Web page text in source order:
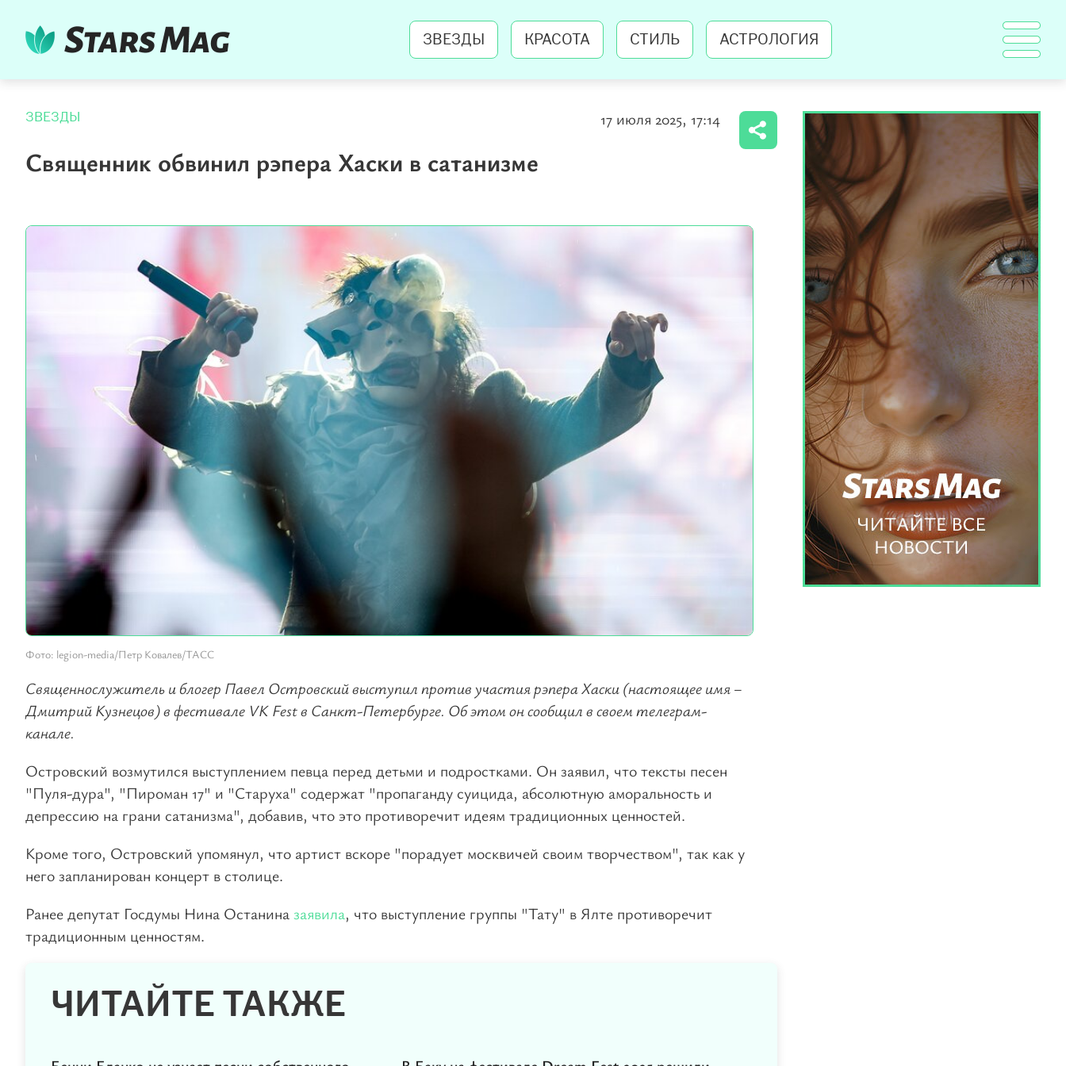
ЗВЕЗДЫ КРАСОТА СТИЛЬ АСТРОЛОГИЯ
ЗВЕЗДЫ 17 июля 2025, 17:14
Священник обвинил рэпера Хаски в сатанизме
Фото: legion-media/Петр Ковалев/ТАСС
Священнослужитель и блогер Павел Островский выступил против участия рэпера Хаски (настоящее имя –
Дмитрий Кузнецов) в фестивале VK Fest в Санкт-Петербурге. Об этом он сообщил в своем телеграм-
канале.
Островский возмутился выступлением певца перед детьми и подростками. Он заявил, что тексты песен
"Пуля-дура", "Пироман 17" и "Старуха" содержат "пропаганду суицида, абсолютную аморальность и
депрессию на грани сатанизма", добавив, что это противоречит идеям традиционных ценностей.
Кроме того, Островский упомянул, что артист вскоре "порадует москвичей своим творчеством", так как у
него запланирован концерт в столице.
Ранее депутат Госдумы Нина Останиназаявила, что выступление группы "Тату" в Ялте противоречит
традиционным ценностям.
ЧИТАЙТЕ ТАКЖЕ